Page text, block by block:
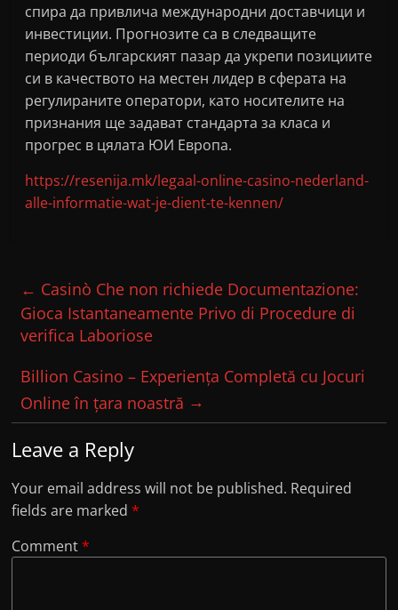
спира да привлича международни доставчици и
инвестиции. Прогнозите са в следващите
периоди българският пазар да укрепи позициите
си в качеството на местен лидер в сферата на
регулираните оператори, като носителите на
признания ще задават стандарта за класа и
прогрес в цялата ЮИ Европа.
https://resenija.mk/legaal-online-casino-nederland-
alle-informatie-wat-je-dient-te-kennen/
← Casinò Che non richiede Documentazione:
Gioca Istantaneamente Privo di Procedure di
verifica Laboriose
Billion Casino – Experiența Completă cu Jocuri
Online în țara noastră →
Leave a Reply
Your email address will not be published. Required
fields are marked*
Comment*